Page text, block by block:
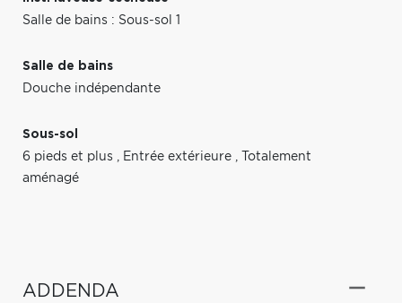
Salle de bains : Sous-sol 1
Salle de bains
Douche indépendante
Sous-sol
6 pieds et plus , Entrée extérieure ,
Totalement
aménagé
ADDENDA